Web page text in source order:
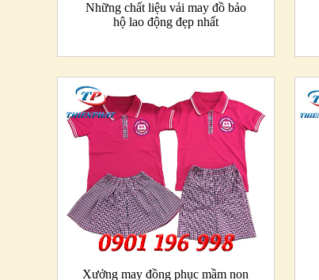
Những chất liệu vải may đồ bảo
hộ lao động đẹp nhất
Xưởng may đồng phục mầm non